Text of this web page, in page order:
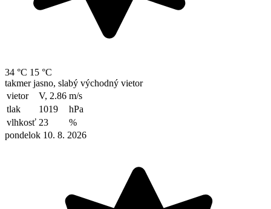
34 °C 15 °C
takmer jasno, slabý východný vietor
vietor
V, 2.86 m/s
tlak
1019
hPa
vlhkosť 23
%
pondelok 10. 8. 2026